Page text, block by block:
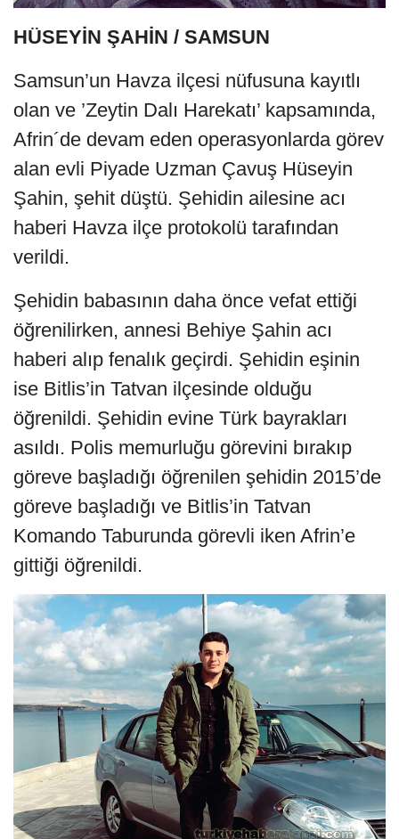
HÜSEYİN ŞAHİN / SAMSUN
Samsun’un Havza ilçesi nüfusuna kayıtlı
olan ve ’Zeytin Dalı Harekatı’ kapsamında,
Afrin´de devam eden operasyonlarda görev
alan evli Piyade Uzman Çavuş Hüseyin
Şahin, şehit düştü. Şehidin ailesine acı
haberi Havza ilçe protokolü tarafından
verildi.
Şehidin babasının daha önce vefat ettiği
öğrenilirken, annesi Behiye Şahin acı
haberi alıp fenalık geçirdi. Şehidin eşinin
ise Bitlis’in Tatvan ilçesinde olduğu
öğrenildi. Şehidin evine Türk bayrakları
asıldı. Polis memurluğu görevini bırakıp
göreve başladığı öğrenilen şehidin 2015’de
göreve başladığı ve Bitlis’in Tatvan
Komando Taburunda görevli iken Afrin’e
gittiği öğrenildi.